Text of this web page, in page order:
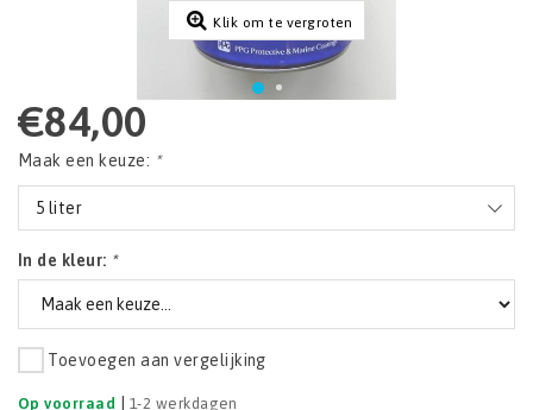
Klik om te vergroten
€84,00
Maak een keuze: *
5 liter
In de kleur: *
Toevoegen aan vergelijking
Op voorraad 1-2 werkdagen